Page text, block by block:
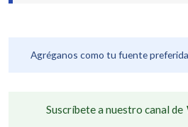
Agréganos como tu fuente
Suscríbete a nuestro canal de